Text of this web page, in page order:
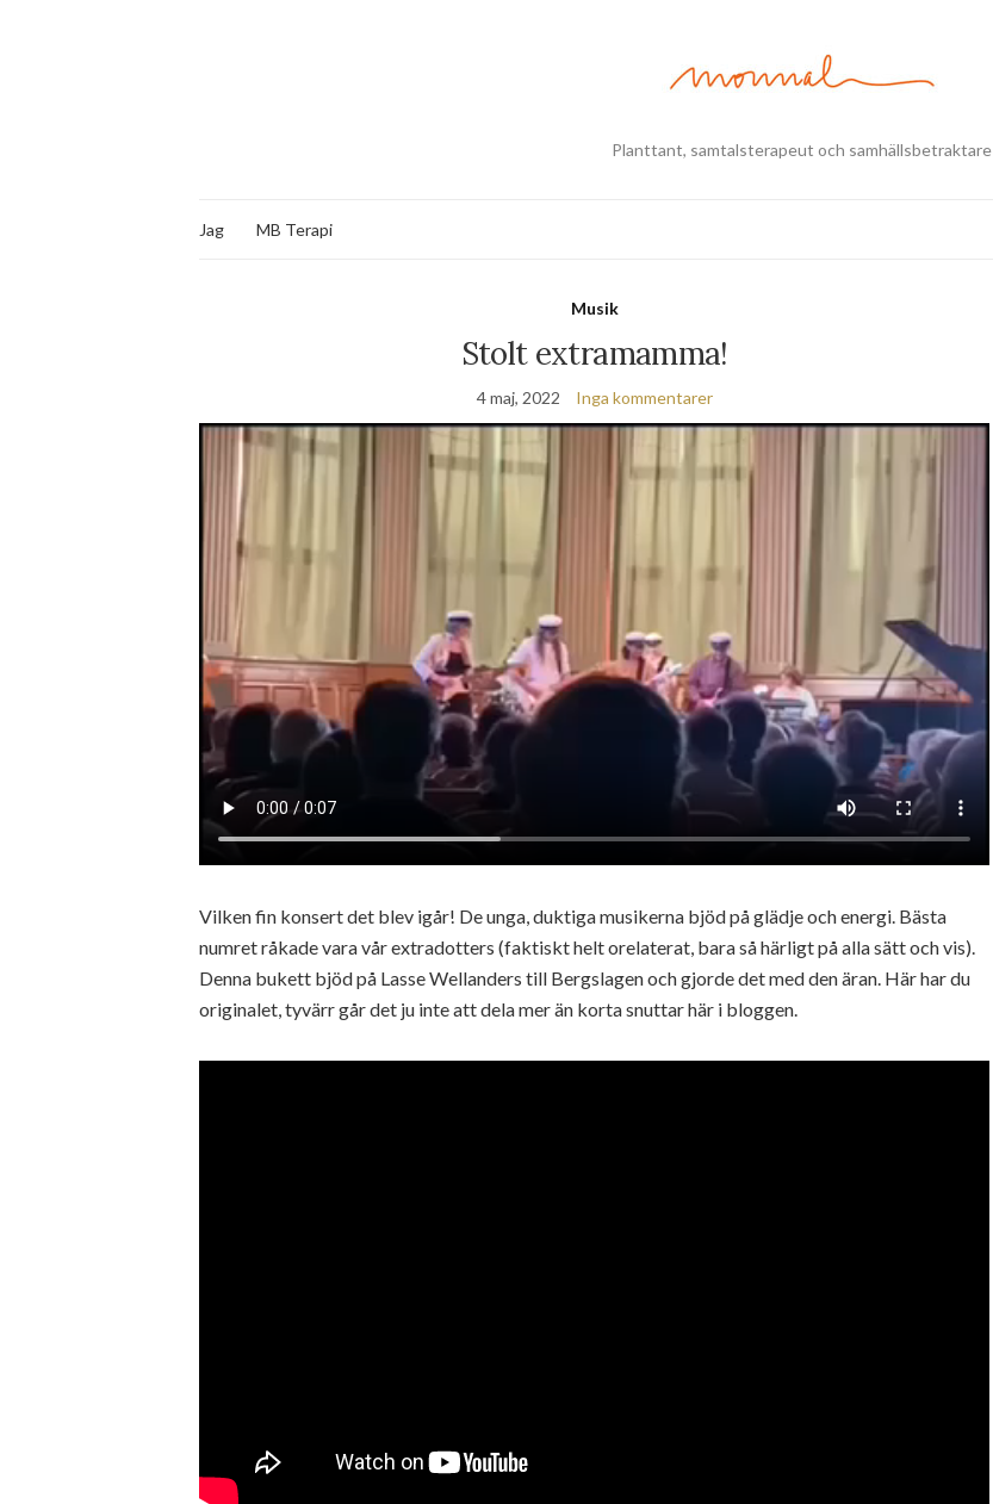
Planttant, samtalsterapeut och samhällsbetraktare
Jag MB Terapi
Musik
Stolt extramamma!
4 maj, 2022 Inga kommentarer
Vilken fin konsert det blev igår! De unga, duktiga musikerna bjöd på glädje och energi. Bästa
numret råkade vara vår extradotters (faktiskt helt orelaterat, bara så härligt på alla sätt och vis).
Denna bukett bjöd på Lasse Wellanders till Bergslagen och gjorde det med den äran. Här har du
originalet, tyvärr går det ju inte att dela mer än korta snuttar här i bloggen.